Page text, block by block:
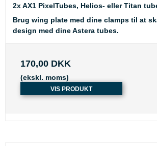
2x AX1 PixelTubes, Helios- eller Titan
Brug wing plate med dine clamps til at
design med dine Astera tubes.
170,00 DKK
(ekskl. moms)
VIS PRODUKT